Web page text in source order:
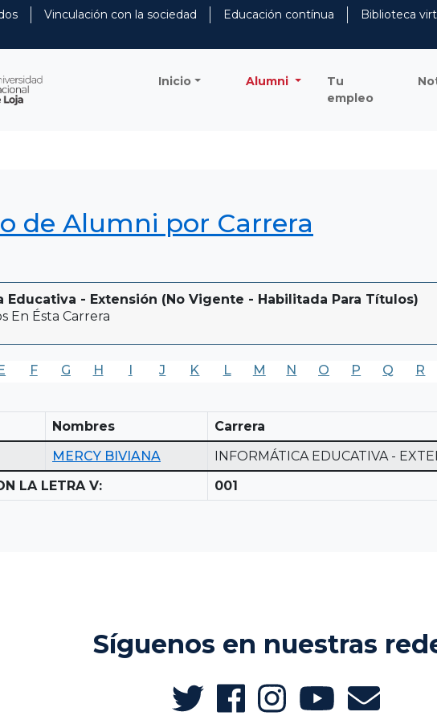
Vinculación con la sociedad Educación contínua
Biblioteca
Inicio Alumni
Tu
empleo
de Alumni por Carrera
Educativa - Extensión (No Vigente - Habilitada Para Títulos)
En Ésta Carrera
F G H I J K L M N O P Q R
Nombres Carrera
MERCY BIVIANA INFORMÁTICA EDUCATIVA -
LA LETRA V:
001
Síguenos en nuestras